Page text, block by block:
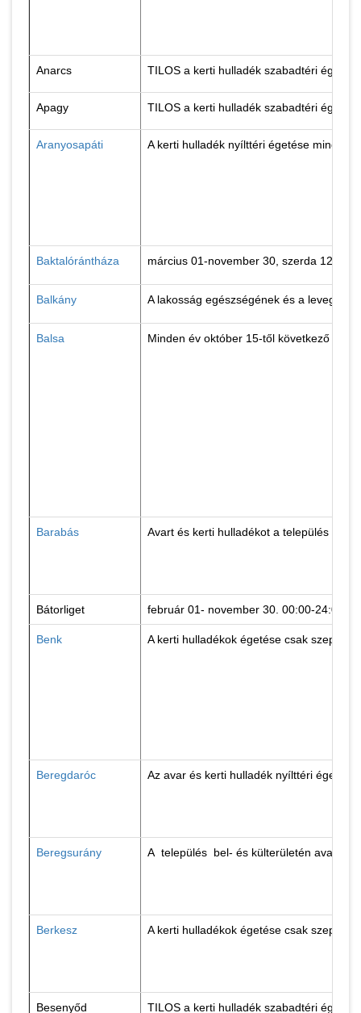
Anarcs TILOS a kerti hulladék szabadtéri
Apagy TILOS a kerti hulladék szabadtéri
Aranyosapáti A kerti hulladék nyílttéri égetése minden
Baktalórántháza március 01-november 30, szerda 12:00-
Balkány A lakosság egészségének és a levegő
Balsa Minden év október 15-től következő év
Barabás Avart és kerti hulladékot a település
Bátorliget február 01- november 30. 00:00-24:00
Benk A kerti hulladékok égetése csak
Beregdaróc Az avar és kerti hulladék nyílttéri
Beregsurány A település bel- és külterületén avar és
Berkesz A kerti hulladékok égetése csak
Besenyőd TILOS a kerti hulladék szabadtéri